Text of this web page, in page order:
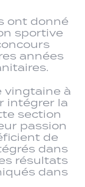
ont donné
sportive
années
vingtaine à
intégrer la
section
passion
de
dans
résultats
dans